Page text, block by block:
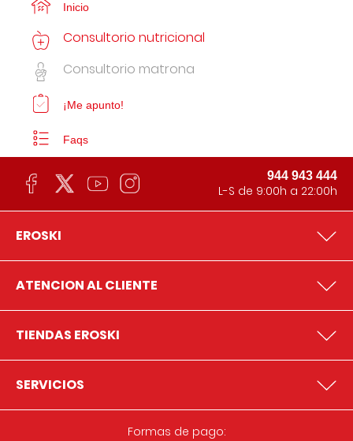
Inicio
Consultorio nutricional
Consultorio matrona
¡Me apunto!
Faqs
944 943 444
L-S de 9:00h a 22:00h
EROSKI
ATENCION AL CLIENTE
TIENDAS EROSKI
SERVICIOS
Formas de pago: